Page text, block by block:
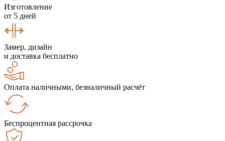
Изготовление
от 5 дней
Замер, дизайн
и доставка бесплатно
Оплата наличными, безналичный расчёт
Беспроцентная рассрочка